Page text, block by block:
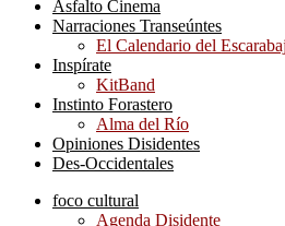
Asfalto Cinema
Narraciones Transeúntes
El Calendario del
Inspírate
KitBand
Instinto Forastero
Alma del Río
Opiniones Disidentes
Des-Occidentales
foco cultural
Agenda Disidente